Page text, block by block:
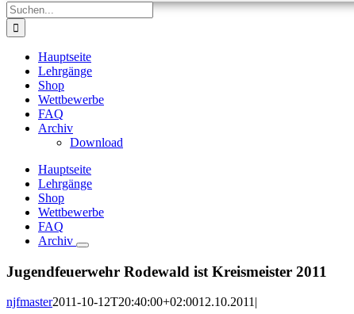
Suche
nach:
Hauptseite
Lehrgänge
Shop
Wettbewerbe
FAQ
Archiv
Download
Hauptseite
Lehrgänge
Shop
Wettbewerbe
FAQ
Archiv
Jugendfeuerwehr Rodewald ist Kreismeister 2011
njfmaster2011-10-12T20:40:00+02:0012.10.2011|